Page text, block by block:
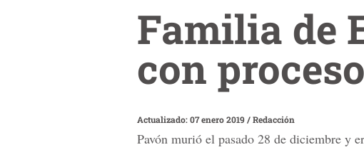
Familia de
con
Actualizado: 07 enero 2019/Redacción
Pavón murió el pasado 28 de diciembre y